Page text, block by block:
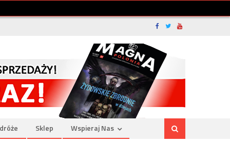
Sklep Wspieraj Nas